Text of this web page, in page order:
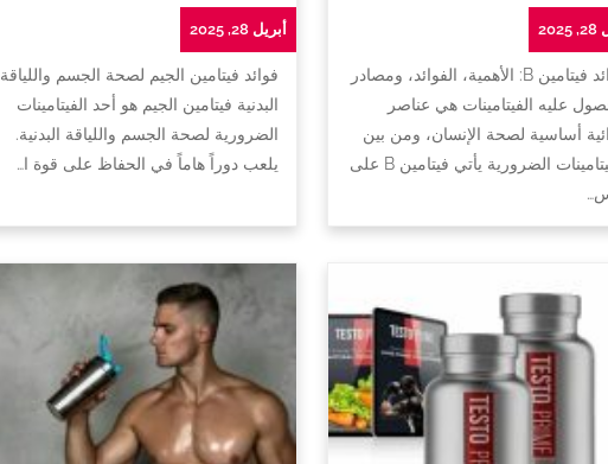
فوائد فيتامين B: الأهمية، الفوائد، ومصادر
عليه الفيتامينات هي عناصر
أساسية لصحة الإنسان، ومن بين
الفيتامينات الضرورية يأتي فيتامين B على
أبريل 28, 2025
فوائد فيتامين الجيم لصحة الجسم واللياقة
البدنية فيتامين الجيم هو أحد الفيتامينات
الضرورية لصحة الجسم واللياقة البدنية.
يلعب دوراً هاماً في الحفاظ على قوة ا…